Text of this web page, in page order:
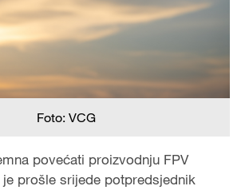
Foto: VCG
povećati proizvodnju FPV
prošle srijede potpredsjednik